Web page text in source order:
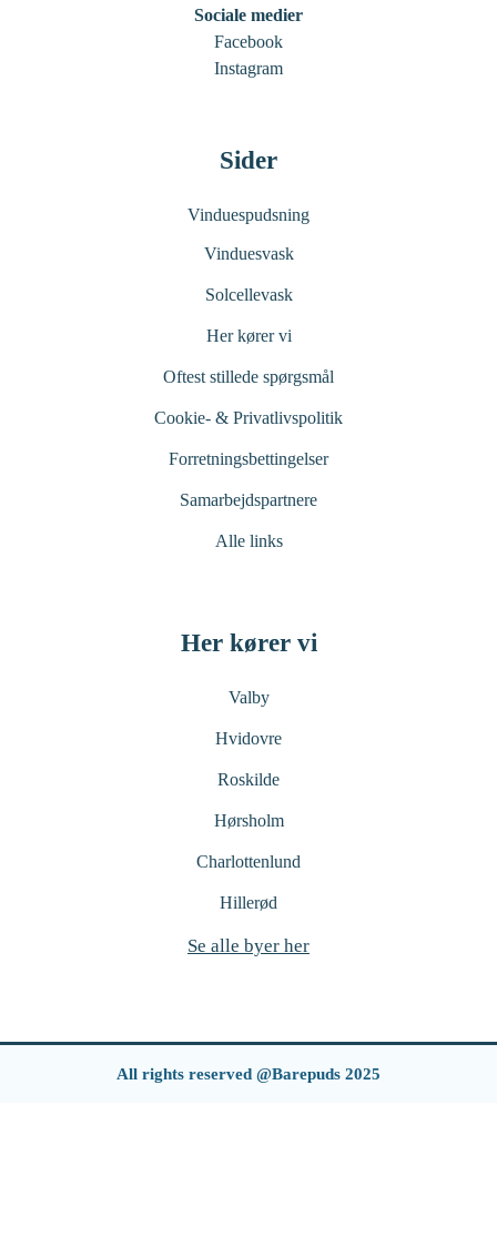
Sociale medier
Facebook
Instagram
Sider
Vinduespudsning
Vinduesvask
Solcellevask
Her kører vi
Oftest stillede spørgsmål
Cookie- & Privatlivspolitik
Forretningsbettingelser
Samarbejdspartnere
Alle links
Her kører vi
Valby
Hvidovre
Roskilde
Hørsholm
Charlottenlund
Hillerød
Se alle byer her
All rights reserved @Barepuds 2025